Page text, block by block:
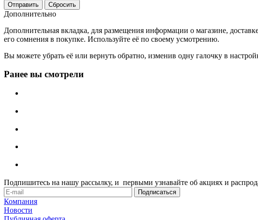
Сбросить
Дополнительно
Дополнительная вкладка, для размещения информации о магазине,
его сомнения в покупке. Используйте её по своему усмотрению.
Вы можете убрать её или вернуть обратно, изменив одну галочку в
Ранее вы смотрели
Подпишитесь на нашу рассылку, и первыми узнавайте об акциях и
Компания
Новости